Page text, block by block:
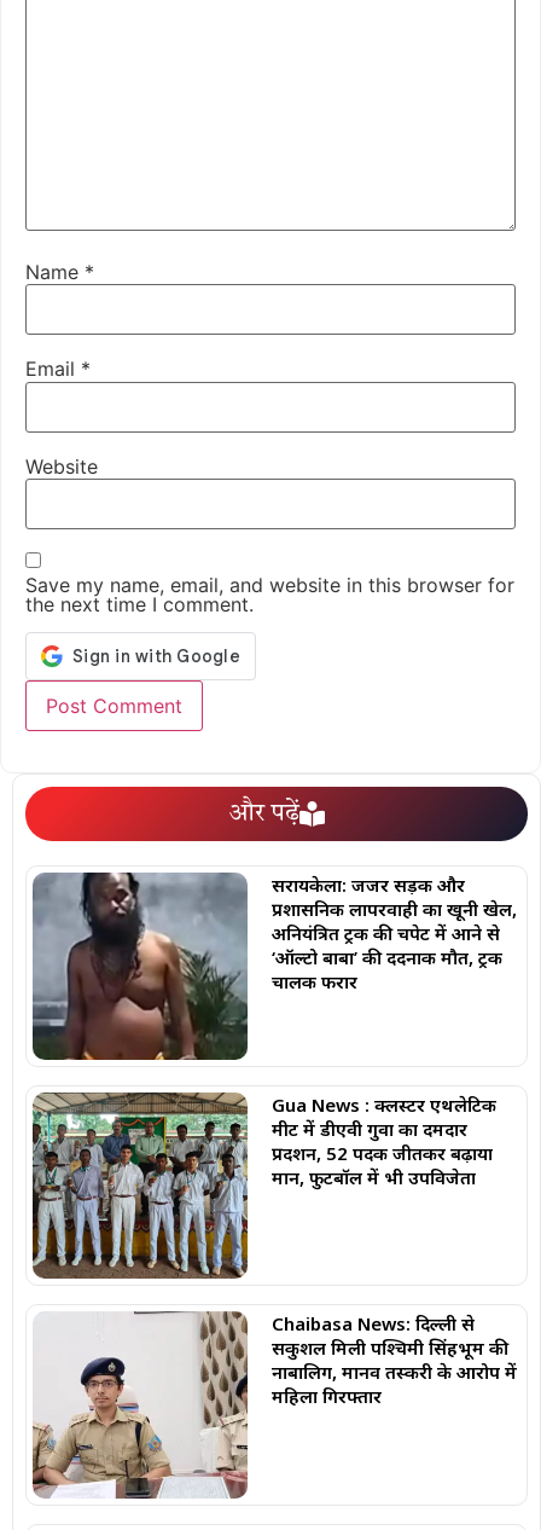
Name *
Email *
Website
Save my name, email, and website in this browser for
the next time I comment.
और पढ़ें
सरायकेला: जर्जर सड़क और
प्रशासनिक लापरवाही का खूनी खेल,
अनियंत्रित ट्रक की चपेट में आने से
‘ऑल्टो बाबा’ की दर्दनाक मौत, ट्रक
चालक फरार
Gua News : क्लस्टर एथलेटिक
मीट में डीएवी गुवा का दमदार
प्रदर्शन, 52 पदक जीतकर बढ़ाया
मान, फुटबॉल में भी उपविजेता
Chaibasa News: दिल्ली से
सकुशल मिली पश्चिमी सिंहभूम की
नाबालिग, मानव तस्करी के आरोप में
महिला गिरफ्तार